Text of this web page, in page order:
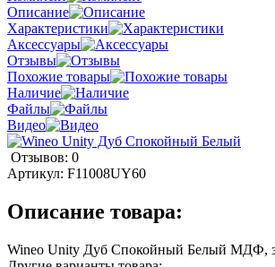
Описание
Характеристики
Аксессуары
Отзывы
Похожие товары
Наличие
Файлы
Видео
Отзывов: 0
Артикул: F11008UY60
Описание товара:
Wineo Unity Дуб Спокойный Белый МДФ,